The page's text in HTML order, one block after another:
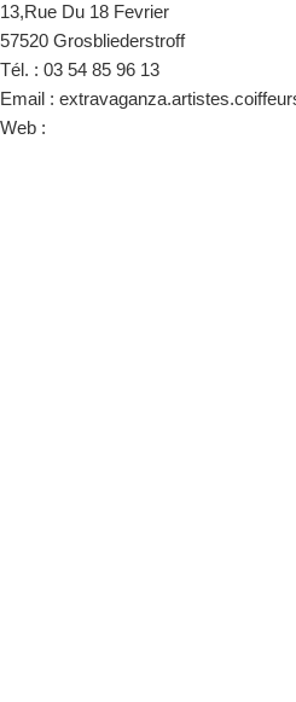
13,Rue Du 18 Fevrier
57520 Grosbliederstroff
Tél. : 03 54 85 96 13
Email :
Web :